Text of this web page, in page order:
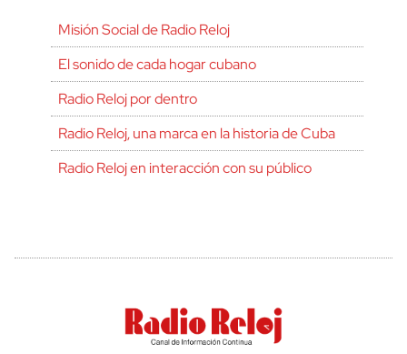
Misión Social de Radio Reloj
El sonido de cada hogar cubano
Radio Reloj por dentro
Radio Reloj, una marca en la historia de Cuba
Radio Reloj en interacción con su público